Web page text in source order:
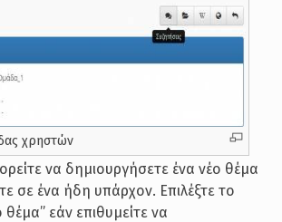
χρηστών
να δημιουργήσετε ένα νέο θέμα
σε ένα ήδη υπάρχον. Επιλέξτε το
εάν επιθυμείτε να